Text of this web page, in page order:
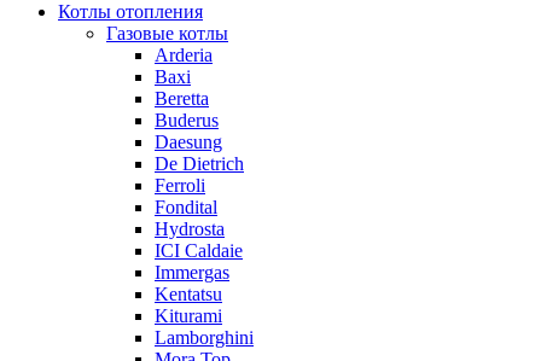
Котлы отопления
Газовые котлы
Arderia
Baxi
Beretta
Buderus
Daesung
De Dietrich
Ferroli
Fondital
Hydrosta
ICI Caldaie
Immergas
Kentatsu
Kiturami
Lamborghini